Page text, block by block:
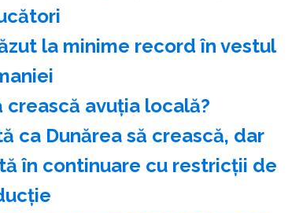
la minime record în vestul
avuția locală?
ca Dunărea să crească, dar
în continuare cu restricţii de